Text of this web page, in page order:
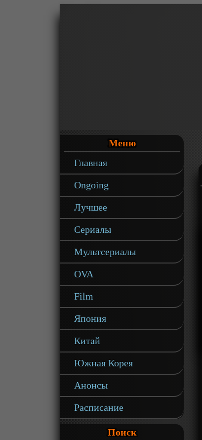
Меню
Главная
Ongoing
Лучшее
Сериалы
Мультсериалы
OVA
Film
Япония
Китай
Южная Корея
Анонсы
Расписание
Поиск